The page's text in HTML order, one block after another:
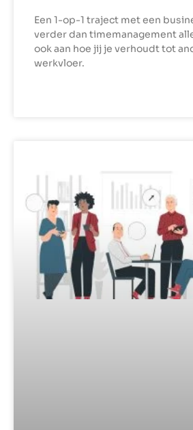
Een 1-op-1 traject met een
verder dan timemanagement
ook aan hoe jij je verhoudt tot
werkvloer.